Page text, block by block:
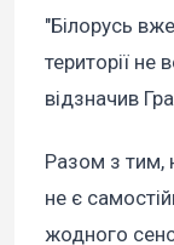
"Білорусь
території не
відзначив
Разом з тим,
не є
жодного